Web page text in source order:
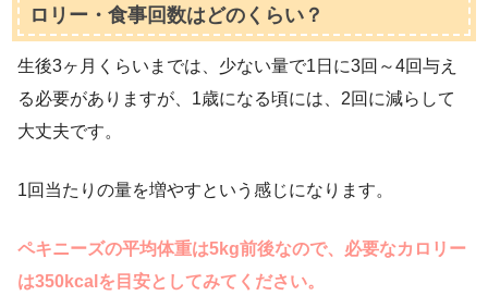
ロリー・食事回数はどのくらい？
生後3ヶ月くらいまでは、少ない量で1日に3回～4回与え
る必要がありますが、1歳になる頃には、2回に減らして
大丈夫です。
1回当たりの量を増やすという感じになります。
ペキニーズの平均体重は5kg前後なので、必要なカロリー
は350kcalを目安としてみてください。